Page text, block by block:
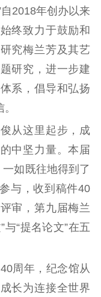
栏目
文化传承
文化产业
文明培育
2018年创办以来
终致力于鼓励和
究梅兰芳及其艺
研究，进一步建
系，倡导和弘扬
从这里起步，成
中坚力量。本届
如既往地得到了
与，收到稿件40
审，第九届梅兰
“提名论文”在五
周年，纪念馆从
长为连接全世界